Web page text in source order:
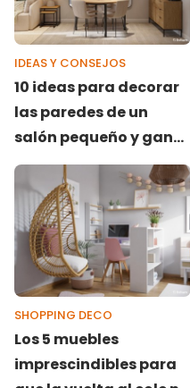
IDEAS Y CONSEJOS
10 ideas para decorar
las paredes de un
salón pequeño y ganar
amplitud
SHOPPING DECO
Los 5 muebles
imprescindibles para